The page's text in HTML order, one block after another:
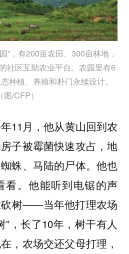
”，有200亩农田、300亩林地，
社区互助农业平台。农园里有6
种植、养殖和朴门永续设计。
（图/CFP）
11月，他从黄山回到农
子被霉菌快速攻占，地
蛛、马陆的尸体。他也
看。他能听到电锯的声
砍树——当年他打理农场
”，长了10年，树干有人
，农场交还父母打理，